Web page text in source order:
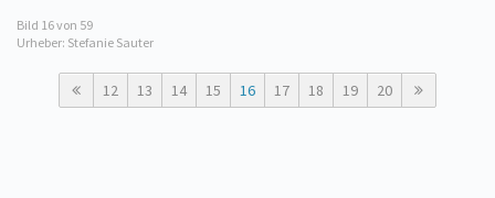
Bild 16von 59
Urheber: Stefanie Sauter
12 13 14 15 16 17 18 19 20